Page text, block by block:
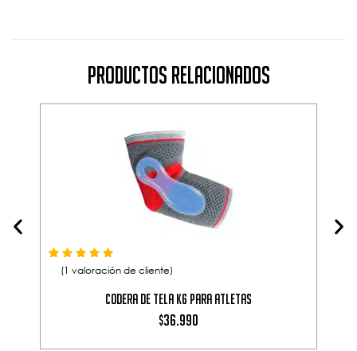
Productos Relacionados
Valorado con 5.00
de 5 en base a
valoración de un cliente
(1 valoración de cliente)
Codera de Tela K6 para Atletas
$36.990